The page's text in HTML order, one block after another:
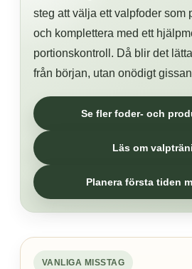
steg att välja ett valpfoder som
och komplettera med ett
portionskontroll. Då blir det
från början, utan onödigt
Se fler foder- och
Läs om
Planera första tiden
VANLIGA MISSTAG